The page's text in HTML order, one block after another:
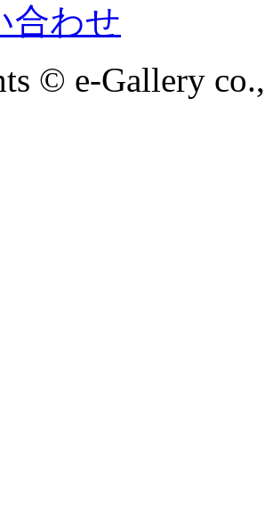
合わせ
© e-Gallery